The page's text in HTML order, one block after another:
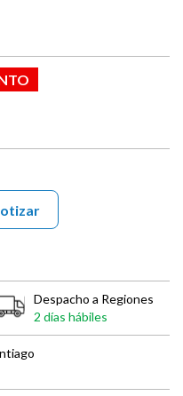
Despacho a Regiones
2 días hábiles